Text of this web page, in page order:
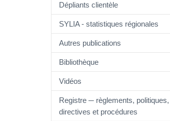
Dépliants clientèle
SYLIA - statistiques régionales
Autres publications
Bibliothèque
Vidéos
Registre ─ règlements, politiques,
directives et procédures